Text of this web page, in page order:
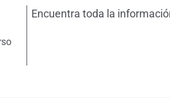
Encuentra toda la